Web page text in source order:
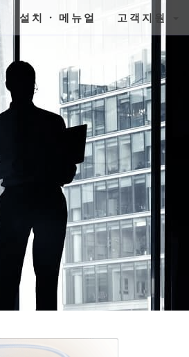
설치 · 메뉴얼 고객지원